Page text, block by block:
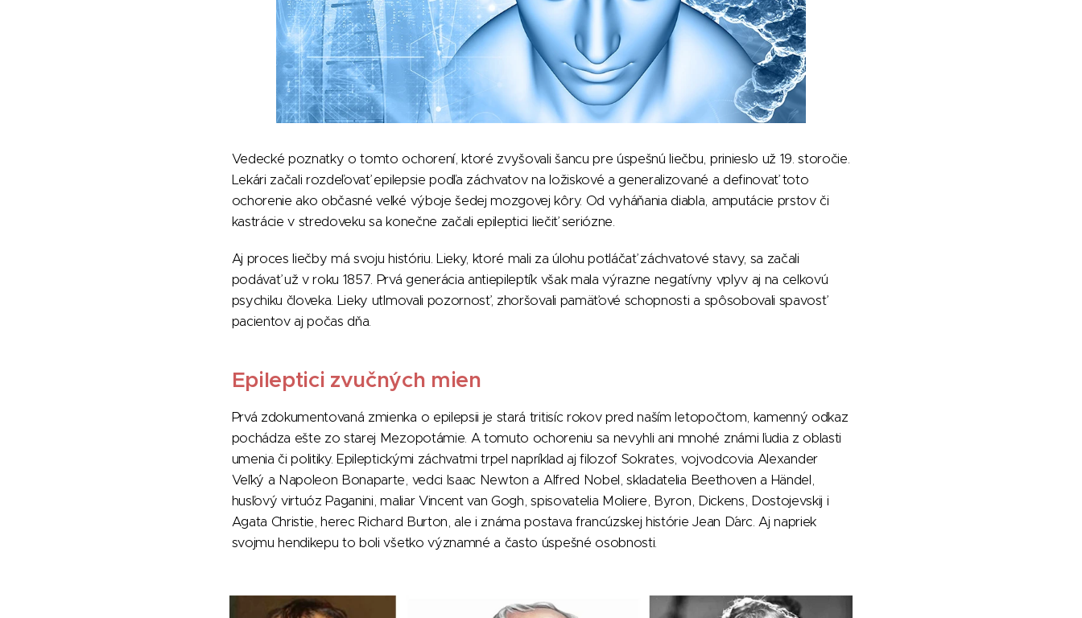
Vedecké poznatky o tomto ochorení, ktoré zvyšovali šancu pre úspešnú liečbu, prinieslo už 19. storočie.
Lekári začali rozdeľovať epilepsie podľa záchvatov na ložiskové a generalizované a definovať toto
ochorenie ako občasné veľké výboje šedej mozgovej kôry. Od vyháňania diabla, amputácie prstov či
kastrácie v stredoveku sa konečne začali epileptici liečiť seriózne.
Aj proces liečby má svoju históriu. Lieky, ktoré mali za úlohu potláčať záchvatové stavy, sa začali
podávať už v roku 1857. Prvá generácia antiepileptík však mala výrazne negatívny vplyv aj na celkovú
psychiku človeka. Lieky utlmovali pozornosť, zhoršovali pamäťové schopnosti a spôsobovali spavosť
pacientov aj počas dňa.
Epileptici zvučných mien
Prvá zdokumentovaná zmienka o epilepsii je stará tritisíc rokov pred naším letopočtom, kamenný odkaz
pochádza ešte zo starej Mezopotámie. A tomuto ochoreniu sa nevyhli ani mnohé známi ľudia z oblasti
umenia či politiky. Epileptickými záchvatmi trpel napríklad aj filozof Sokrates, vojvodcovia Alexander
Veľký a Napoleon Bonaparte, vedci Isaac Newton a Alfred Nobel,skladatelia Beethoven a Händel,
husľový virtuóz Paganini, maliar Vincent van Gogh, spisovatelia Moliere, Byron, Dickens, Dostojevskij i
Agata Christie, herec Richard Burton, ale i známa postava francúzskej histórie Jean D´arc. Aj napriek
svojmu hendikepu to boli všetko významné a často úspešné osobnosti.